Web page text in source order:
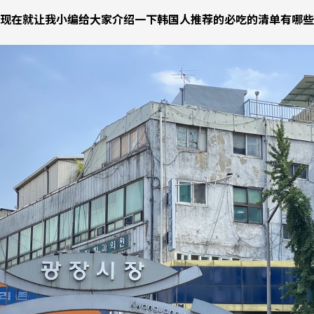
在就让我小编给大家介绍一下韩国人推荐的必吃的清单有哪